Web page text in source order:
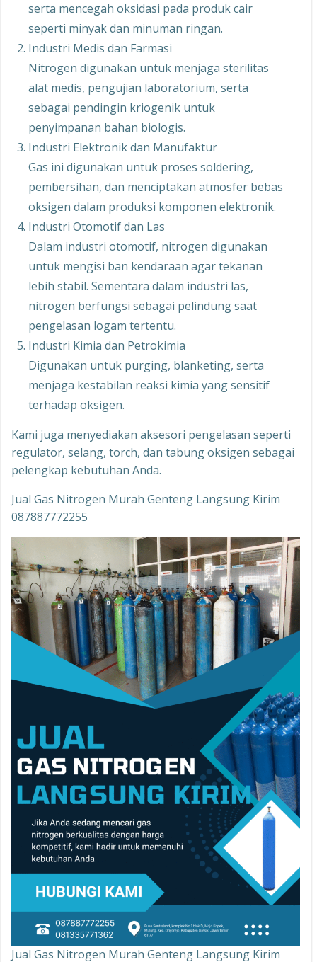
serta mencegah oksidasi pada produk cair
seperti minyak dan minuman ringan.
Industri Medis dan Farmasi
Nitrogen digunakan untuk menjaga sterilitas
alat medis, pengujian laboratorium, serta
sebagai pendingin kriogenik untuk
penyimpanan bahan biologis.
Industri Elektronik dan Manufaktur
Gas ini digunakan untuk proses soldering,
pembersihan, dan menciptakan atmosfer bebas
oksigen dalam produksi komponen elektronik.
Industri Otomotif dan Las
Dalam industri otomotif, nitrogen digunakan
untuk mengisi ban kendaraan agar tekanan
lebih stabil. Sementara dalam industri las,
nitrogen berfungsi sebagai pelindung saat
pengelasan logam tertentu.
Industri Kimia dan Petrokimia
Digunakan untuk purging, blanketing, serta
menjaga kestabilan reaksi kimia yang sensitif
terhadap oksigen.
Kami juga menyediakan aksesori pengelasan seperti
regulator, selang, torch, dan tabung oksigen sebagai
pelengkap kebutuhan Anda.
Jual Gas Nitrogen Murah Genteng Langsung Kirim
087887772255
Jual Gas Nitrogen Murah Genteng Langsung Kirim